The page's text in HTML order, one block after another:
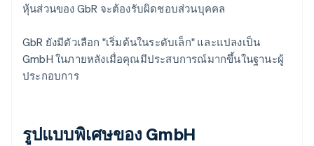
หุ้นส่วนของ GbR จะต้องรับผิดชอบส่วนบุคคล
GbR ยังมีตัวเลือก "เริ่มต้นในระดับเล็ก" และแปลงเป็น
GmbH ในภายหลังเมื่อคุณมีประสบการณ์มากขึ้นในฐานะผู้
ประกอบการ
รูปแบบพิเศษของ GmbH